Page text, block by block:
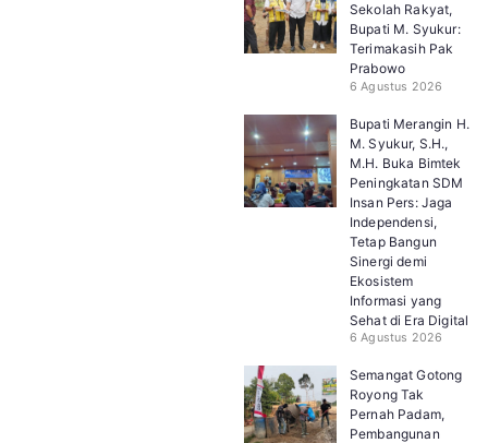
Sekolah Rakyat,
Bupati M. Syukur:
Terimakasih Pak
Prabowo
6 Agustus 2026
Bupati Merangin H.
M. Syukur, S.H.,
M.H. Buka Bimtek
Peningkatan SDM
Insan Pers: Jaga
Independensi,
Tetap Bangun
Sinergi demi
Ekosistem
Informasi yang
Sehat di Era Digital
6 Agustus 2026
Semangat Gotong
Royong Tak
Pernah Padam,
Pembangunan